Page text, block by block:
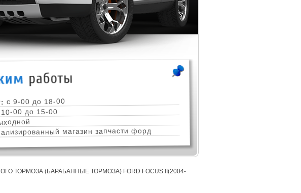
с 9-00 до 18-00
00 до 15-00
магазин запчасти форд
ТОРМОЗА (БАРАБАННЫЕ ТОРМОЗА) FORD FOCUS II(2004-